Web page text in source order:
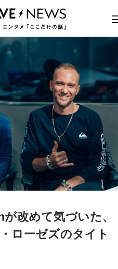
改めて気づいた、
ローゼズのタイト